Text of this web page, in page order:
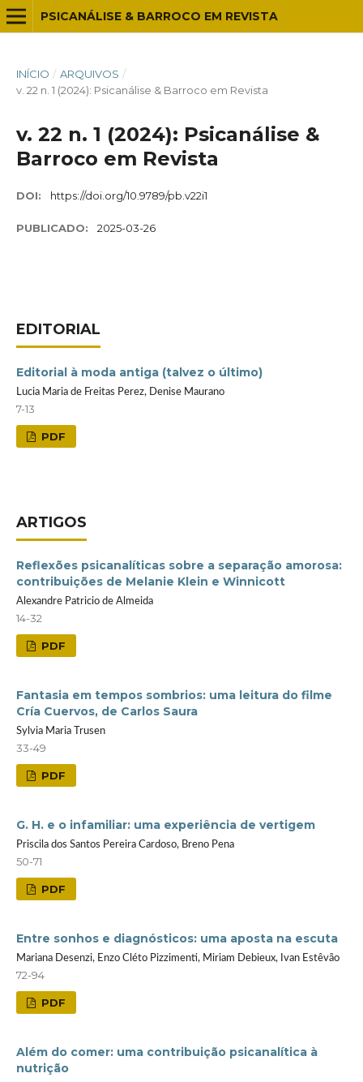
PSICANÁLISE & BARROCO EM REVISTA
INÍCIO / ARQUIVOS /
v. 22 n. 1 (2024): Psicanálise & Barroco em Revista
v. 22 n. 1 (2024): Psicanálise &
Barroco em Revista
DOI: https://doi.org/10.9789/pb.v22i1
PUBLICADO: 2025-03-26
EDITORIAL
Editorial à moda antiga (talvez o último)
Lucia Maria de Freitas Perez, Denise Maurano
7-13
PDF
ARTIGOS
Reflexões psicanalíticas sobre a separação amorosa:
contribuições de Melanie Klein e Winnicott
Alexandre Patricio de Almeida
14-32
PDF
Fantasia em tempos sombrios: uma leitura do filme
Cría Cuervos, de Carlos Saura
Sylvia Maria Trusen
33-49
PDF
G. H. e o infamiliar: uma experiência de vertigem
Priscila dos Santos Pereira Cardoso, Breno Pena
50-71
PDF
Entre sonhos e diagnósticos: uma aposta na escuta
Mariana Desenzi, Enzo Cléto Pizzimenti, Miriam Debieux, Ivan Estêvão
72-94
PDF
Além do comer: uma contribuição psicanalítica à
nutrição